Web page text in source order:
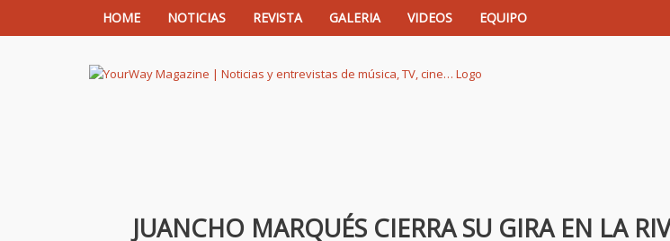
HOME NOTICIAS REVISTA GALERIA VIDEOS EQUIPO
JUANCHO MARQUÉS CIERRA SU GIRA EN LA